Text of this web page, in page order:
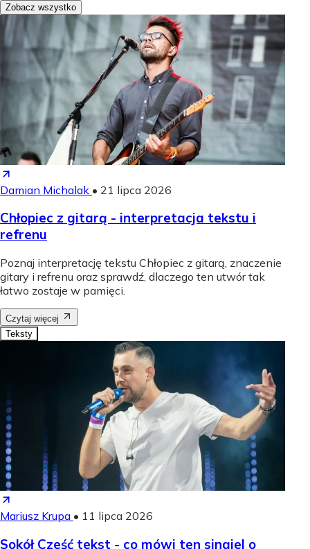
Zobacz wszystko
Damian Michalak • 21 lipca 2026
Chłopiec z gitarą - interpretacja tekstu i
refrenu
Poznaj interpretację tekstu Chłopiec z gitarą, znaczenie
gitary i refrenu oraz sprawdź, dlaczego ten utwór tak
łatwo zostaje w pamięci.
Czytaj więcej
Teksty
Mariusz Krupa • 11 lipca 2026
Sokół Cześć tekst - co mówi ten singiel o